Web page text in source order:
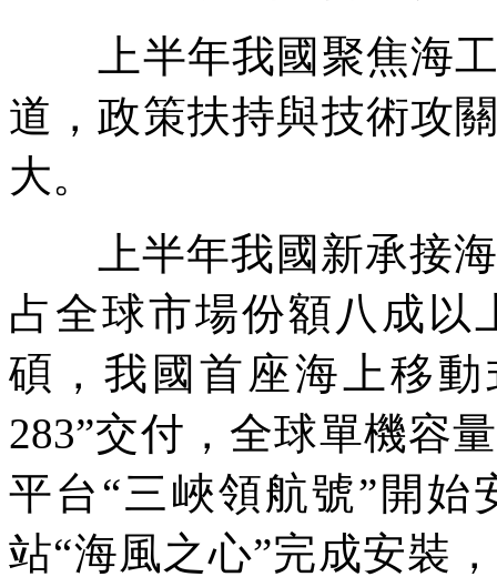
上半年我國聚焦海工
道，政策扶持與技術攻
大。
上半年我國新承接海
占全球市場份額八成以
碩，我國首座海上移
283”交付，全球單機容
平台“三峽領航號”開始
站“海風之心”完成安裝